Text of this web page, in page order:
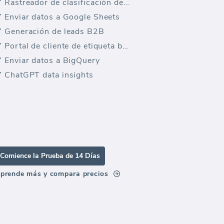
Rastreador de clasificación de palabras clave
Enviar datos a Google Sheets
Generación de leads B2B
Portal de cliente de etiqueta blanca
Enviar datos a BigQuery
ChatGPT data insights
Comience la Prueba de 14 Días
más y compara precios